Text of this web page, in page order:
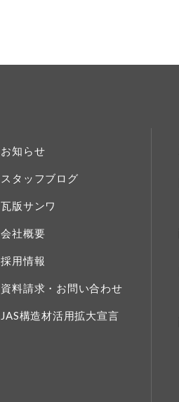
お知らせ
スタッフブログ
瓦版サンワ
会社概要
採用情報
資料請求・お問い合わせ
JAS構造材活用拡大宣言